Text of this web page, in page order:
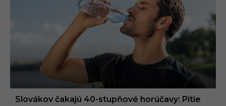
Slovákov čakajú 40-stupňové horúčavy: Pitie